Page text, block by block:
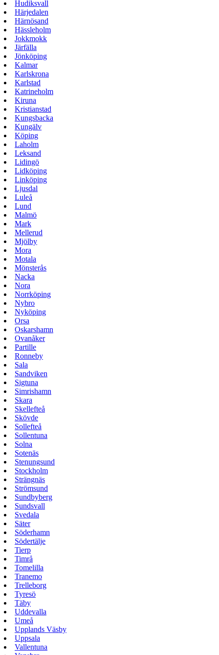
Hudiksvall
Härjedalen
Härnösand
Hässleholm
Jokkmokk
Järfälla
Jönköping
Kalmar
Karlskrona
Karlstad
Katrineholm
Kiruna
Kristianstad
Kungsbacka
Kungälv
Köping
Laholm
Leksand
Lidingö
Lidköping
Linköping
Ljusdal
Luleå
Lund
Malmö
Mark
Mellerud
Mjölby
Mora
Motala
Mönsterås
Nacka
Nora
Norrköping
Nybro
Nyköping
Orsa
Oskarshamn
Ovanåker
Partille
Ronneby
Sala
Sandviken
Sigtuna
Simrishamn
Skara
Skellefteå
Skövde
Sollefteå
Sollentuna
Solna
Sotenäs
Stenungsund
Stockholm
Strängnäs
Strömsund
Sundbyberg
Sundsvall
Svedala
Säter
Söderhamn
Södertälje
Tierp
Timrå
Tomelilla
Tranemo
Trelleborg
Tyresö
Täby
Uddevalla
Umeå
Upplands Väsby
Uppsala
Vallentuna